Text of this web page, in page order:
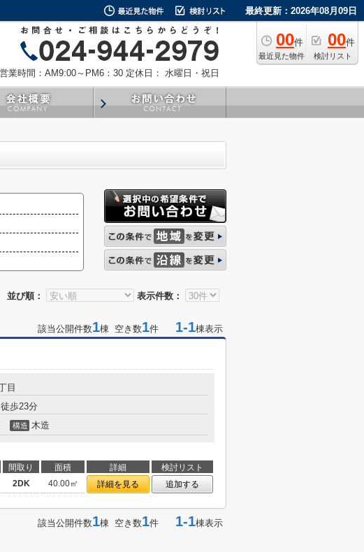
最終更新：2026年08月09日
00件
最近見た物件
00件
検討リスト
営業時間：AM9:00～PM6：30 定休日： 水曜日・祝日
並び順： 表示件数：
該当公開件数1棟 空き数1件 1-1棟表示
目
徒歩23分
構造 木造
間取り 面積 詳細
検討リスト
2DK 40.00㎡ 詳細を見る 追加する
該当公開件数1棟 空き数1件 1-1棟表示